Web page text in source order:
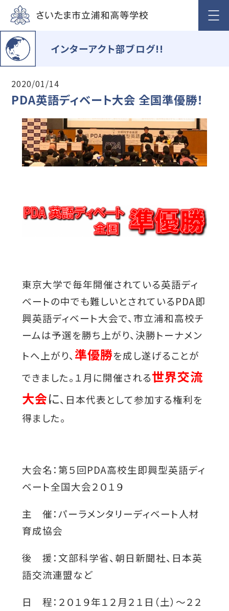
インターアクト部ブログ!!
2020/01/14
PDA英語ディベート大会 全国準優勝！
東京大学で毎年開催されている英語ディ
ベートの中でも難しいとされているPDA即
興英語ディベート大会で、市立浦和高校チ
ームは予選を勝ち上がり、決勝トーナメン
トへ上がり、 準優勝を成し遂げることが
できました。１月に開催される世界交流
大会に、日本代表として参加する権利を
得ました。
大会名：第５回PDA高校生即興型英語ディ
ベート全国大会２０１９
主 催：パーラメンタリーディベート人材
育成協会
後 援：文部科学省、朝日新聞社、日本英
語交流連盟など
日 程：２０１９年１２月２１日（土）～２２